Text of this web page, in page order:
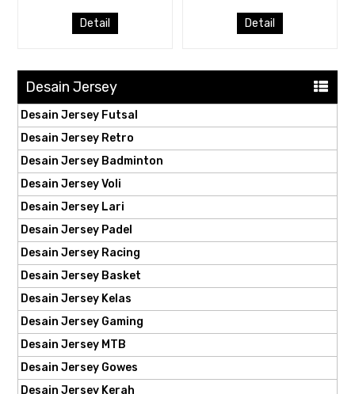
Detail Detail
Desain Jersey
Desain Jersey Futsal
Desain Jersey Retro
Desain Jersey Badminton
Desain Jersey Voli
Desain Jersey Lari
Desain Jersey Padel
Desain Jersey Racing
Desain Jersey Basket
Desain Jersey Kelas
Desain Jersey Gaming
Desain Jersey MTB
Desain Jersey Gowes
Desain Jersey Kerah